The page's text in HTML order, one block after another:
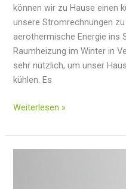
können wir zu Hause einen
unsere Stromrechnungen
aerothermische Energie ins
Raumheizung im Winter in
sehr nützlich, um unser
kühlen. Es
Wie
man
aerothermische
Weiterlesen »